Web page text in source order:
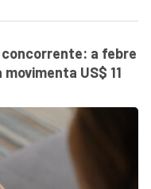
concorrente: a febre
US$ 11